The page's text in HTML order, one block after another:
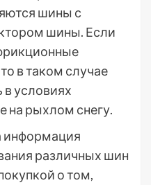
шины с
шины. Если
в таком случае
в условиях
на рыхлом снегу.
информация
различных шин
о том,